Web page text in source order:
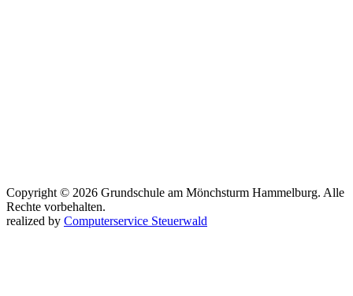
Copyright © 2026 Grundschule am Mönchsturm Hammelburg. Alle
Rechte vorbehalten.
realized by Computerservice Steuerwald